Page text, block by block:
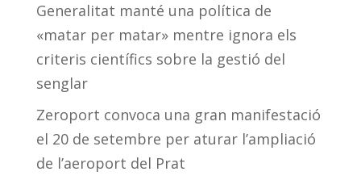
Generalitat manté una política de
«matar per matar» mentre ignora els
criteris científics sobre la gestió del
senglar
Zeroport convoca una gran manifestació
el 20 de setembre per aturar l’ampliació
de l’aeroport del Prat